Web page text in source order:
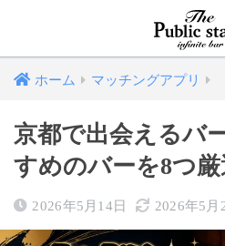
ホーム マッチングアプリ
京都で出会えるバ
すめのバーを8つ厳
2026年5月14日 2026年5月